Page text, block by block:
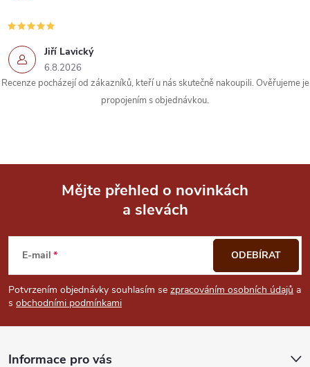
k
y
v
u
Jiří Lavický
6.8.2026
Recenze pocházejí od zákazníků, kteří u nás skutečně nakoupili. Ověřujeme je
propojením s objednávkou.
p
a
Mějte přehled o novinkách
a slevách
E-mail
Potvrzením objednávky souhlasím se zpracováním osobních údajů a
s obchodními podmínkami
ODEBÍRAT
Informace pro vás